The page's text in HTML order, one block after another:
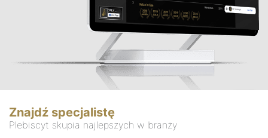
Znajdź specjalistę
Plebiscyt skupia najlepszych w branży